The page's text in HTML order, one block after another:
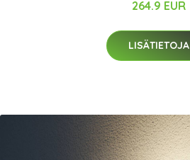
264.9 EUR
LISÄTIETOJA